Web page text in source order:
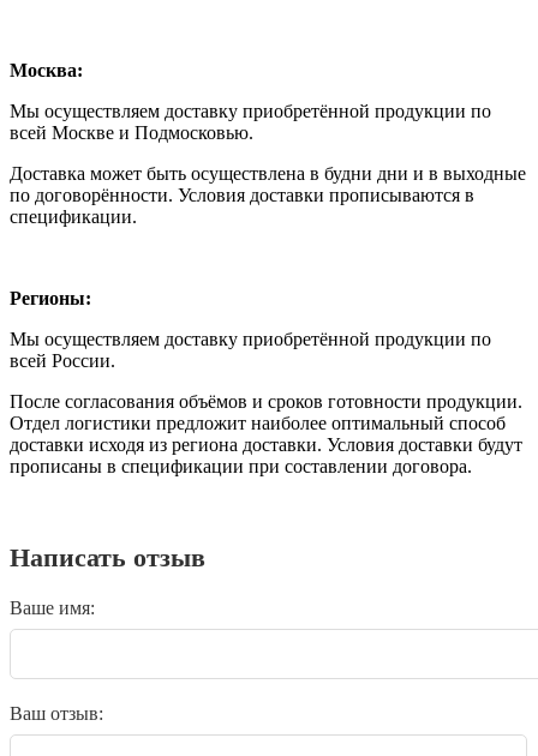
Москва:
Мы осуществляем доставку приобретённой продукции по
всей Москве и Подмосковью.
Доставка может быть осуществлена в будни дни и в выходные
по договорённости. Условия доставки прописываются в
спецификации.
Регионы:
Мы осуществляем доставку приобретённой продукции по
всей России.
После согласования объёмов и сроков готовности продукции.
Отдел логистики предложит наиболее оптимальный способ
доставки исходя из региона доставки. Условия доставки будут
прописаны в спецификации при составлении договора.
Написать отзыв
Ваше имя:
Ваш отзыв: